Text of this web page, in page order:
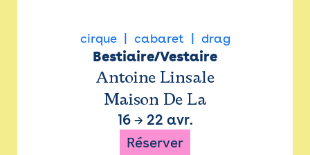
cirque cabaret drag
Bestiaire/Vestaire
Antoine Linsale
Maison De La
16→ 22 avr.
Réserver